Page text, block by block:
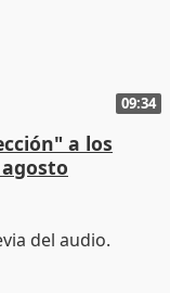
09:34
a los